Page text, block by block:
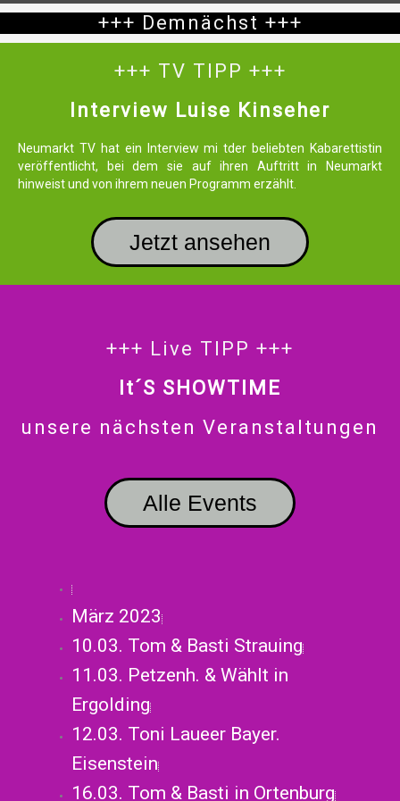
+++ Demnächst +++
+++ TV TIPP +++
Interview Luise Kinseher
Neumarkt TV hat ein Interview mi tder beliebten Kabarettistin
veröffentlicht, bei dem sie auf ihren Auftritt in Neumarkt
hinweist und von ihrem neuen Programm erzählt.
Jetzt ansehen
+++ Live TIPP +++
It´s SHOWTIME
unsere nächsten Veranstaltungen
Alle Events
März 2023
10.03. Tom & Basti Strauing
11.03. Petzenh. & Wählt in
Ergolding
12.03. Toni Laueer Bayer.
Eisenstein
16.03. Tom & Basti in Ortenburg